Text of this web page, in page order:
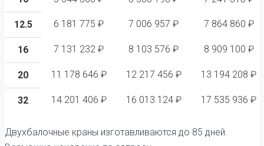
12.5 6 181 775 ₽ 7 006 957 ₽ 7 864 860 ₽
16 7 131 232 ₽ 8 103 576 ₽ 8 909 100 ₽
20 11 178 646 ₽ 12 217 456 ₽ 13 194 208 ₽
32 14 201 406 ₽ 16 013 124 ₽ 17 535 936 ₽
Двухбалочные краны изготавливаются до 85 дней.